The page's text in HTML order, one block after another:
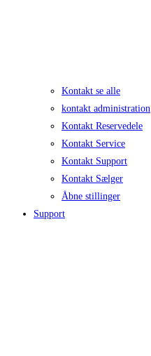
Kontakt se alle
kontakt administration
Kontakt Reservedele
Kontakt Service
Kontakt Support
Kontakt Sælger
Åbne stillinger
Support